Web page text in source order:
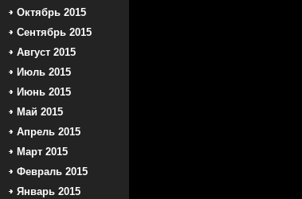
Октябрь 2015
Сентябрь 2015
Август 2015
Июль 2015
Июнь 2015
Май 2015
Апрель 2015
Март 2015
Февраль 2015
Январь 2015